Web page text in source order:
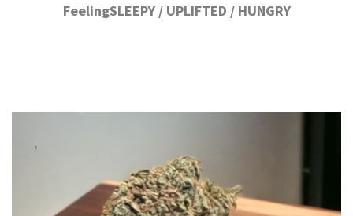
FeelingSLEEPY / UPLIFTED / HUNGRY